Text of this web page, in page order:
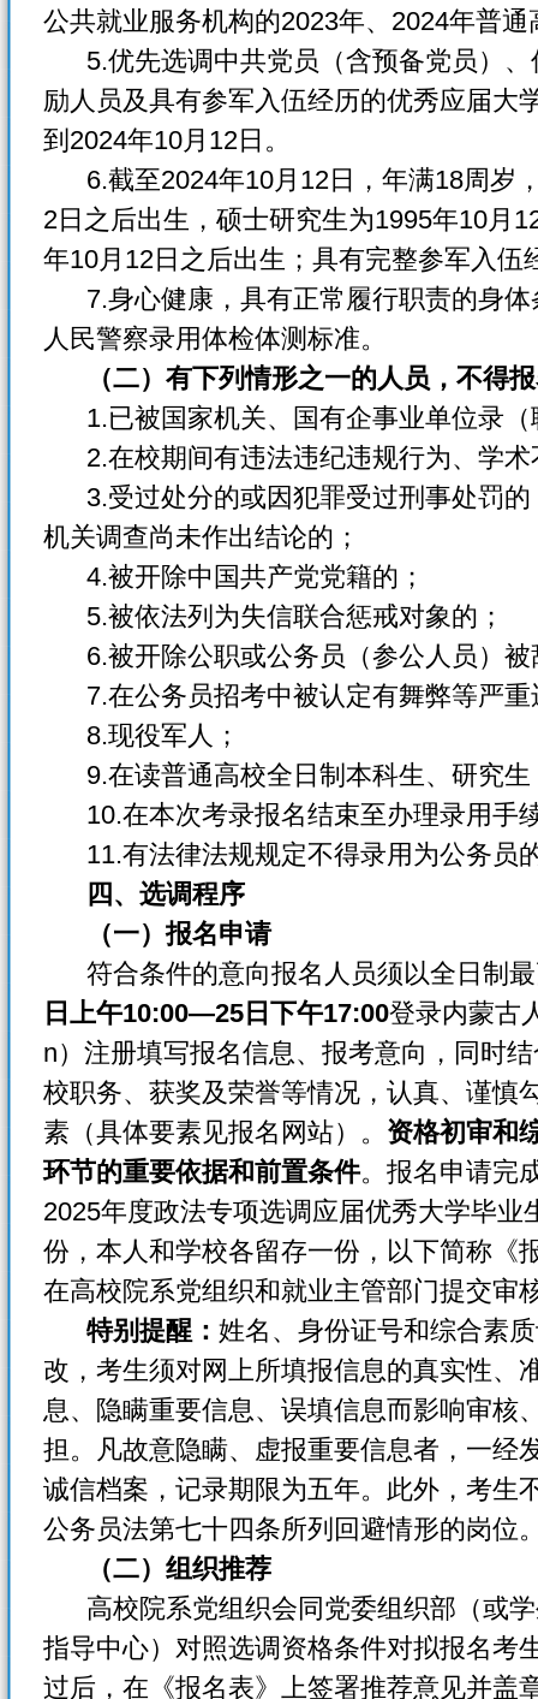
公共就业服务机构的2023年、2024年普通
5.优先选调中共党员（含预备党员）、
励人员及具有参军入伍经历的优秀应届大
到2024年10月12日。
6.截至2024年10月12日，年满18周岁
2日之后出生，硕士研究生为1995年10月
年10月12日之后出生；具有完整参军入伍
7.身心健康，具有正常履行职责的身体
人民警察录用体检体测标准。
（二）有下列情形之一的人员，不得
1.已被国家机关、国有企事业单位录（
2.在校期间有违法违纪违规行为、学术
3.受过处分的或因犯罪受过刑事处罚的
机关调查尚未作出结论的；
4.被开除中国共产党党籍的；
5.被依法列为失信联合惩戒对象的；
6.被开除公职或公务员（参公人员）被
7.在公务员招考中被认定有舞弊等严重
8.现役军人；
9.在读普通高校全日制本科生、研究生
10.在本次考录报名结束至办理录用手
11.有法律法规规定不得录用为公务员
四、选调程序
（一）报名申请
符合条件的意向报名人员须以全日制最
日上午10:00—25日下午17:00登录内蒙古
n）注册填写报名信息、报考意向，同时
校职务、获奖及荣誉等情况，认真、谨慎
素（具体要素见报名网站）。 资格初审和
环节的重要依据和前置条件。报名申请完
2025年度政法专项选调应届优秀大学毕业
份，本人和学校各留存一份，以下简称《
在高校院系党组织和就业主管部门提交审
特别提醒： 姓名、身份证号和综合素
改，考生须对网上所填报信息的真实性、
息、隐瞒重要信息、误填信息而影响审核
担。凡故意隐瞒、虚报重要信息者，一经
诚信档案，记录期限为五年。此外，考生
公务员法第七十四条所列回避情形的岗位
（二）组织推荐
高校院系党组织会同党委组织部（或学
指导中心）对照选调资格条件对拟报名考
过后，在《报名表》上签署推荐意见并盖